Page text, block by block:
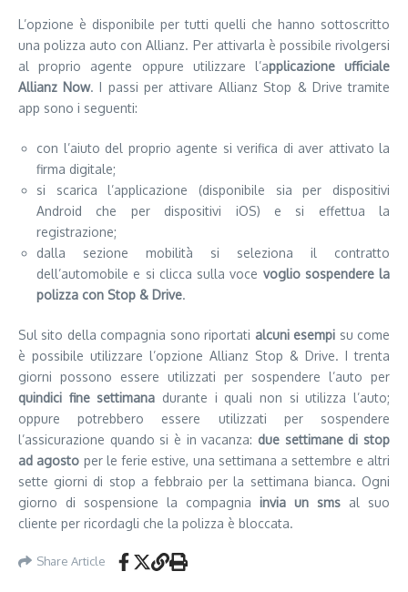
L’opzione è disponibile per tutti quelli che hanno sottoscritto
una polizza auto con Allianz. Per attivarla è possibile rivolgersi
al proprio agente oppure utilizzare l’applicazione ufficiale
Allianz Now. I passi per attivare Allianz Stop & Drive tramite
app sono i seguenti:
con l’aiuto del proprio agente si verifica di aver attivato la
firma digitale;
si scarica l’applicazione (disponibile sia per dispositivi
Android che per dispositivi iOS) e si effettua la
registrazione;
dalla sezione mobilità si seleziona il contratto
dell’automobile e si clicca sulla voce voglio sospendere la
polizza con Stop & Drive.
Sul sito della compagnia sono riportati alcuni esempi su come
è possibile utilizzare l’opzione Allianz Stop & Drive. I trenta
giorni possono essere utilizzati per sospendere l’auto per
quindici fine settimana durante i quali non si utilizza l’auto;
oppure potrebbero essere utilizzati per sospendere
l’assicurazione quando si è in vacanza: due settimane di stop
ad agosto per le ferie estive, una settimana a settembre e altri
sette giorni di stop a febbraio per la settimana bianca. Ogni
giorno di sospensione la compagnia invia un sms al suo
cliente per ricordagli che la polizza è bloccata.
Share Article